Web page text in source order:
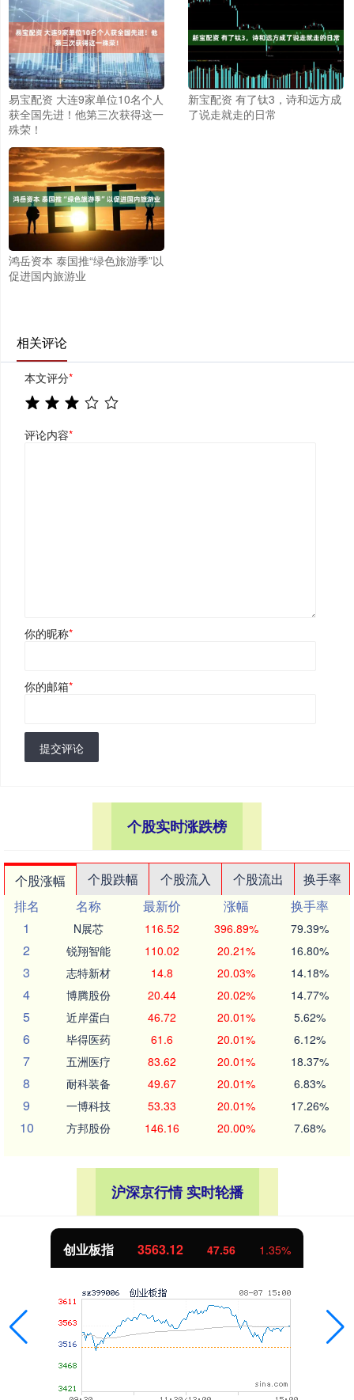
易宝配资 大连9家单位10名个人
获全国先进！他第三次获得这一
殊荣！
新宝配资 有了钛3，诗和远方成
了说走就走的日常
鸿岳资本 泰国推“绿色旅游季”以
促进国内旅游业
相关评论
本文评分*
评论内容*
你的昵称*
你的邮箱*
提交评论
个股实时涨跌榜
个股涨幅 个股跌幅 个股流入 个股流出
换手率
排名
名称 最新价 涨幅
换手率
1
N展芯 116.52 396.89% 79.39%
2 锐翔智能 110.02 20.21% 16.80%
3 志特新材 14.8 20.03% 14.18%
4 博腾股份 20.44 20.02% 14.77%
5 近岸蛋白 46.72 20.01% 5.62%
6 毕得医药 61.6 20.01% 6.12%
7 五洲医疗 83.62 20.01% 18.37%
8 耐科装备 49.67 20.01% 6.83%
9 一博科技 53.33 20.01% 17.26%
10 方邦股份 146.16 20.00% 7.68%
沪深京行情 实时轮播
创业板指 3563.12 47.56 1.35%